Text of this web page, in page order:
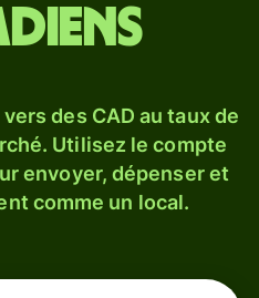
des CAD au taux de
Utilisez le compte
envoyer, dépenser et
comme un local.